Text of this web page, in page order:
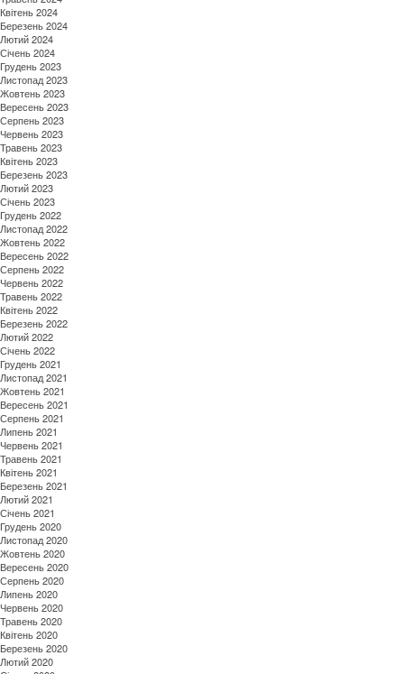
Квітень 2024
Березень 2024
Лютий 2024
Січень 2024
Грудень 2023
Листопад 2023
Жовтень 2023
Вересень 2023
Серпень 2023
Червень 2023
Травень 2023
Квітень 2023
Березень 2023
Лютий 2023
Січень 2023
Грудень 2022
Листопад 2022
Жовтень 2022
Вересень 2022
Серпень 2022
Червень 2022
Травень 2022
Квітень 2022
Березень 2022
Лютий 2022
Січень 2022
Грудень 2021
Листопад 2021
Жовтень 2021
Вересень 2021
Серпень 2021
Липень 2021
Червень 2021
Травень 2021
Квітень 2021
Березень 2021
Лютий 2021
Січень 2021
Грудень 2020
Листопад 2020
Жовтень 2020
Вересень 2020
Серпень 2020
Липень 2020
Червень 2020
Травень 2020
Квітень 2020
Березень 2020
Лютий 2020